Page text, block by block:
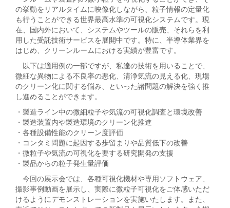
の挙動をリアルタイムに映像化しながら、粒子情報の定量化
も行うことができる世界最高水準の可視化システムです。現
在、国内外において、システムやツールの販売、それらを利
用した受託技術サービスを展開中です。特に、半導体業界を
はじめ、クリーンルームにおける実績が豊富です。
以下は適用例の一部ですが、私達の技術を用いることで、
微細な異物による不良率の悪化、清浄気流の見える化、現場
のクリーン化に関する悩み、といった諸問題の解決を強く推
し進めることができます。
・製造ライン中の微細粒子や気流の可視化調査と環境改善
・製造装置内や製造環境のクリーン化推進
・各種設備性能のクリーン度評価
・コンタミ問題に起因する歩留まりや品質低下の改善
・微粒子や気流の可視化を要する研究開発の支援
・製品からの粒子発生量評価
今回の展示会では、各種可視化機材や専用ソフトウェア、
撮影事例動画を展示し、実際に微粒子可視化をご体感いただ
けるようにデモンストレーションを実施いたします。また、